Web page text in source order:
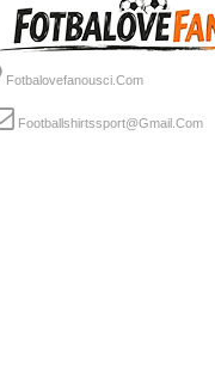
Fotbalovefanousci.com
Footballshirtssport@gmail.com